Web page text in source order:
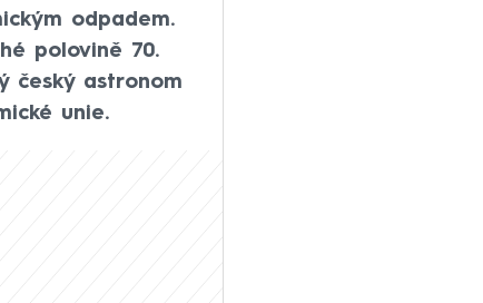
odpadem.
polovině 70.
český astronom
unie.